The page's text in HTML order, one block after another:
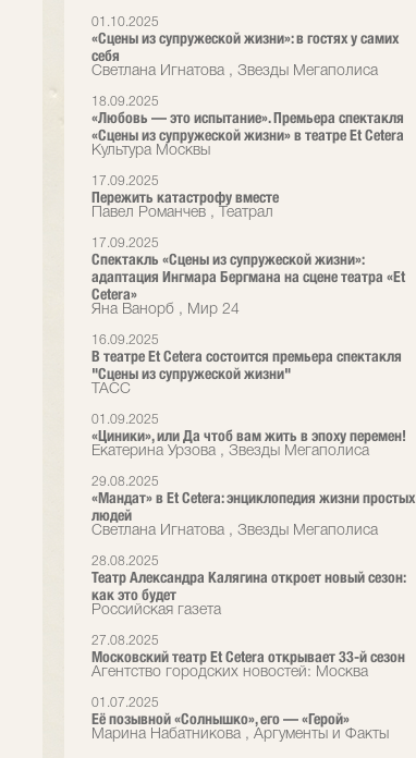
01.10.2025
«Сцены из супружеской жизни»: в гостях у самих
себя
Светлана Игнатова , Звезды Мегаполиса
18.09.2025
«Любовь — это испытание». Премьера спектакля
«Сцены из супружеской жизни» в театре Et Cetera
Культура Москвы
17.09.2025
Пережить катастрофу вместе
Павел Романчев , Театрал
17.09.2025
Спектакль «Сцены из супружеской жизни»:
адаптация Ингмара Бергмана на сцене театра «Et
Cetera»
Яна Ванорб , Мир 24
16.09.2025
В театре Et Cetera состоится премьера спектакля
"Сцены из супружеской жизни"
ТАСС
01.09.2025
«Циники», или Да чтоб вам жить в эпоху перемен!
Екатерина Урзова , Звезды Мегаполиса
29.08.2025
«Мандат» в Et Cetera: энциклопедия жизни простых
людей
Светлана Игнатова , Звезды Мегаполиса
28.08.2025
Театр Александра Калягина откроет новый сезон:
как это будет
Российская газета
27.08.2025
Московский театр Et Cetera открывает 33-й сезон
Агентство городских новостей: Москва
01.07.2025
Её позывной «Солнышко», его — «Герой»
Марина Набатникова , Аргументы и Факты